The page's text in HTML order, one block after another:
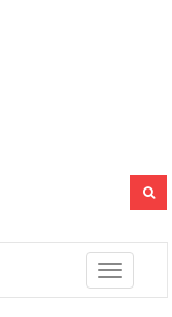
Toggle
navigation